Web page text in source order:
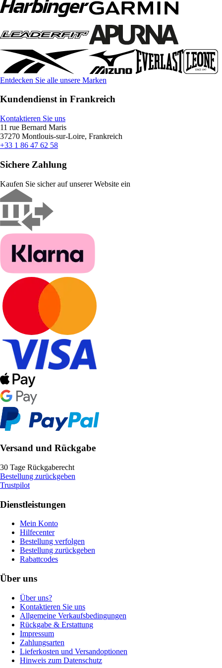
Entdecken Sie alle unsere Marken
Kundendienst in Frankreich
Kontaktieren Sie uns
11 rue Bernard Maris
37270 Montlouis-sur-Loire, Frankreich
+33 1 86 47 62 58
Sichere Zahlung
Kaufen Sie sicher auf unserer Website ein
Versand und Rückgabe
30 Tage Rückgaberecht
Bestellung zurückgeben
Trustpilot
Dienstleistungen
Mein Konto
Hilfecenter
Bestellung verfolgen
Bestellung zurückgeben
Rabattcodes
Über uns
Über uns?
Kontaktieren Sie uns
Allgemeine Verkaufsbedingungen
Rückgabe & Erstattung
Impressum
Zahlungsarten
Lieferkosten und Versandoptionen
Hinweis zum Datenschutz